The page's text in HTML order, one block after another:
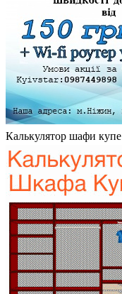
Калькулятор шафи купе